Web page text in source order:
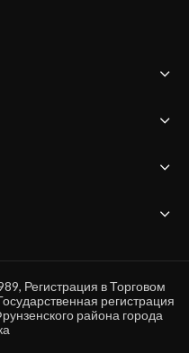
Регистрация в Торговом
регистрация
района города